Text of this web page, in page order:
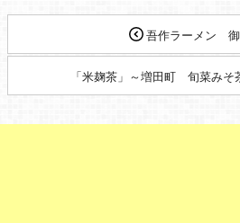
吾作ラーメン
「米麹茶」～増田町 旬菜み